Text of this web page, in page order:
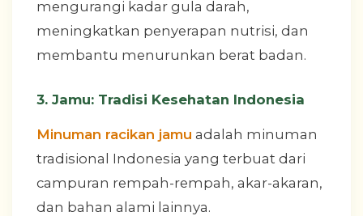
mengurangi kadar gula darah,
meningkatkan penyerapan nutrisi, dan
membantu menurunkan berat badan.
3. Jamu: Tradisi Kesehatan Indonesia
Minuman racikan jamu adalah minuman
tradisional Indonesia yang terbuat dari
campuran rempah-rempah, akar-akaran,
dan bahan alami lainnya.